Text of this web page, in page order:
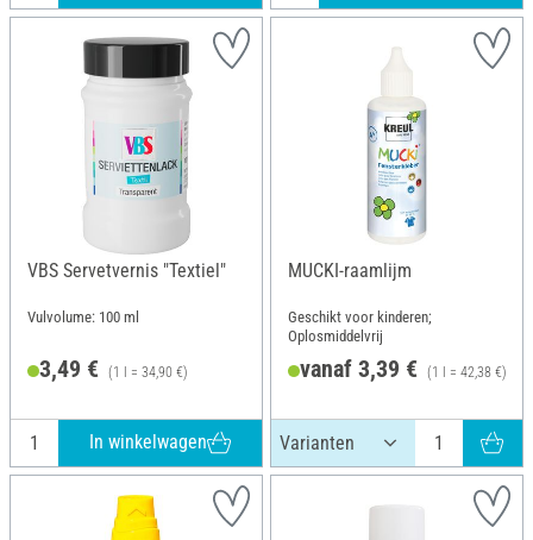
VBS Servetvernis "Textiel"
Vulvolume: 100 ml
3,49 € (1 l = 34,90 €)
In winkelwagen
MUCKI-raamlijm
Geschikt voor kinderen;
Oplosmiddelvrij
vanaf 3,39 € (1 l = 42,38 €)